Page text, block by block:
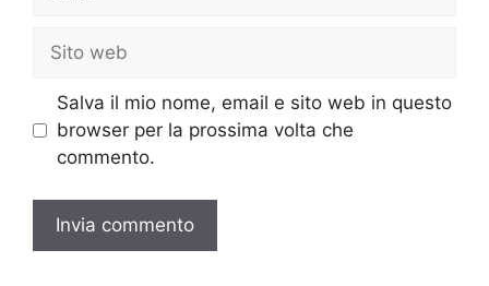
Sito
web
Salva il mio nome, email e sito web in questo
browser per la prossima volta che
commento.